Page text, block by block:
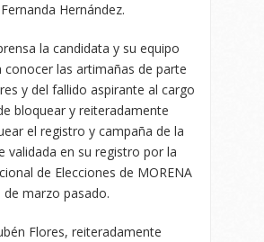
Hernández.
la candidata y su equipo
conocer las artimañas de parte
y del fallido aspirante al cargo
bloquear y reiteradamente
el registro y campaña de la
validada en su registro por la
de Elecciones de MORENA
de marzo pasado.
Flores, reiteradamente